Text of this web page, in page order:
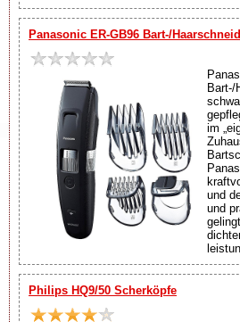
Panasonic ER-GB96 Bart-/
Bart-/
im
und
und
Philips HQ9/50 Scherköpfe